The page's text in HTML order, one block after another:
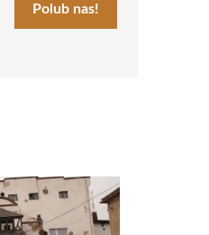
Polub nas!